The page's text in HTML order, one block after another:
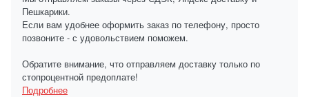
Пешкарики.
Если вам удобнее оформить заказ по телефону, просто
позвоните - с удовольствием поможем.
Обратите внимание, что отправляем доставку только по
стопроцентной предоплате!
Подробнее